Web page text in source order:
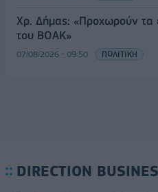
Χρ. Δήμας: «Προχωρούν τα
του ΒΟΑΚ»
07/08/2026 - 09:50 ΠΟΛΙΤΙΚΗ
DIRECTION